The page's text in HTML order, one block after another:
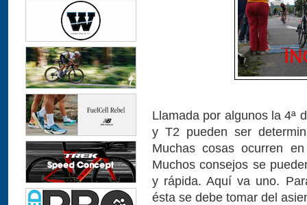
Llamada por algunos la 4ª
y T2 pueden ser
Muchas cosas ocurren
Muchos consejos se
y rápida. Aquí va uno.
ésta se debe tomar del